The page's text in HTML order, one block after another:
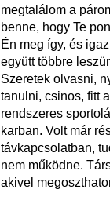
megtalálom a
benne, hogy Te
Én meg így, és
együtt többre
Szeretek olvasni,
tanulni, csinos, fitt
rendszeres
karban. Volt már
távkapcsolatban,
nem működne.
akivel